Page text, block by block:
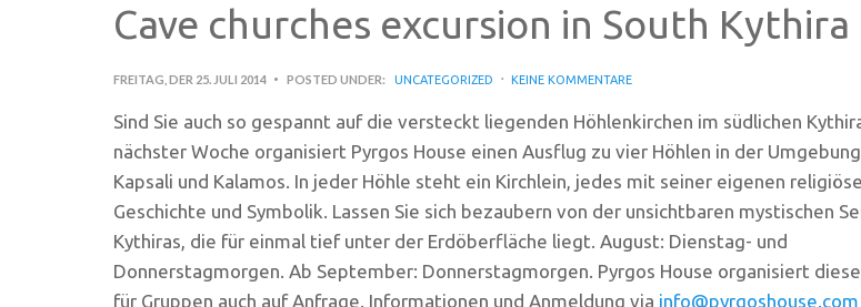
Cave churches excursion in South Kythira
FREITAG, DER 25. JULI 2014 POSTED UNDER: UNCATEGORIZED KEINE KOMMENTARE
Sind Sie auch so gespannt auf die versteckt liegenden Höhlenkirchen im südlichen
nächster Woche organisiert Pyrgos House einen Ausflug zu vier Höhlen in der
Kapsali und Kalamos. In jeder Höhle steht ein Kirchlein, jedes mit seiner eigenen
Geschichte und Symbolik. Lassen Sie sich bezaubern von der unsichtbaren mystischen
Kythiras, die für einmal tief unter der Erdöberfläche liegt. August: Dienstag- und
Donnerstagmorgen. Ab September: Donnerstagmorgen. Pyrgos House organisiert
für Gruppen auch auf Anfrage. Informationen und Anmeldung via info@pyrgoshouse.com